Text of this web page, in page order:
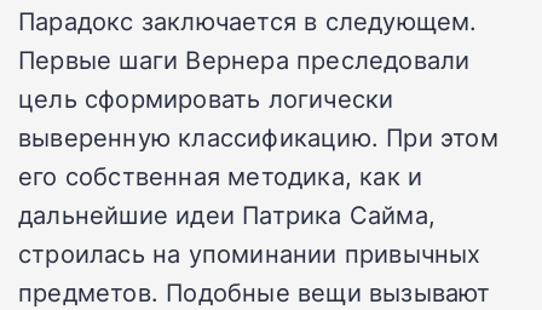
Парадокс заключается в следующем.
Первые шаги Вернера преследовали
цель сформировать логически
выверенную классификацию. При этом
его собственная методика, как и
дальнейшие идеи Патрика Сайма,
строилась на упоминании привычных
предметов. Подобные вещи вызывают